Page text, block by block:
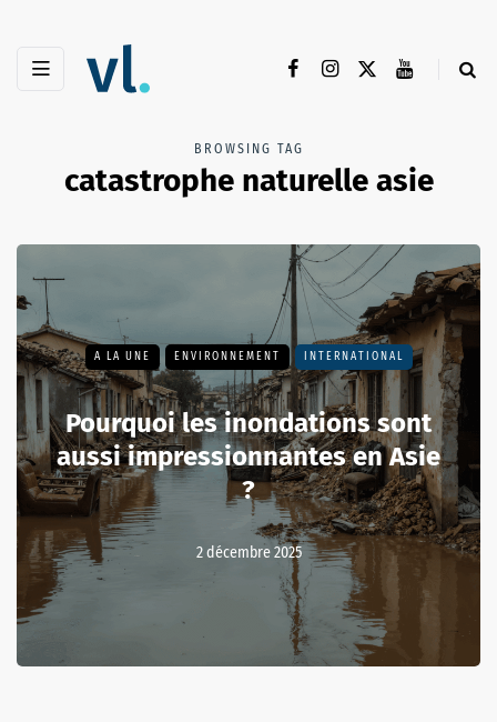
BROWSING TAG
catastrophe naturelle asie
A LA UNE ENVIRONNEMENT INTERNATIONAL
Pourquoi les inondations sont
aussi impressionnantes en Asie
?
2 décembre 2025